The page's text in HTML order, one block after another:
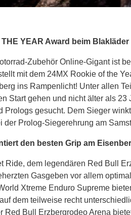
THE YEAR Award beim
Zubehör Online-Gigant ist
mit dem 24MX Rookie of the
ins Rampenlicht! Unter allen
Start gehen und nicht älter als
Prologs gesucht. Dem Sieger
der Prolog-Siegerehrung am
den besten Grip am
Ride, dem legendären Red Bull
Gasgeben vor allem
Xtreme Enduro Supreme
dem teilweise recht
Red Bull Erzbergrodeo Arena